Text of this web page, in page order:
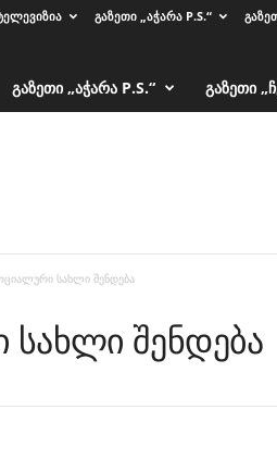
ᲒᲐᲖᲔᲗᲘ „ᲐᲭᲐᲠᲐ P.S.“
ᲒᲐᲖᲔᲗᲘ „ᲐᲭᲐᲠᲐ P.S.“ ᲒᲐᲖᲔᲗᲘ
სახლი შენდება
შენდება